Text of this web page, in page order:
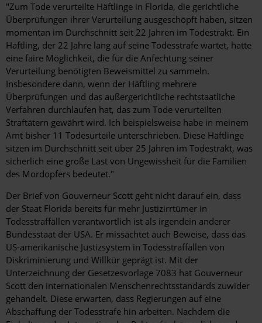
"Zum Tode verurteilte Häftlinge in Florida, die gerichtliche
Überprüfungen ihrer Verurteilung ausgeschöpft haben, sitzen
momentan im Durchschnitt seit 22 Jahren im Todestrakt. Ein
Häftling, der 22 Jahre lang auf seine Todesstrafe wartet, hatte
eine faire Möglichkeit, die für die Anfechtung seiner
Verurteilung benötigten Beweismittel zu sammeln.
Insbesondere dann, wenn der Häftling mehrere
Überprüfungen und das außergerichtliche rechtstaatliche
Verfahren durchlaufen hat, das zum Tode verurteilten
Straftätern gewährt wird. Ich beispielsweise habe in meinem
Amt bisher 11 Todesurteile unterschrieben. Diese Häftlinge
sitzen im Durchschnitt seit über 25 Jahren im Todestrakt, was
sicherlich eine große Last von Ungewissheit für die Familien
des Mordopfers bedeutet."
Der Brief von Gouverneur Scott geht nicht darauf ein, dass
der Staat Florida bereits für mehr Justizirrtümer in
Todesstraffällen verantwortlich ist als irgendein anderer
Bundesstaat der USA. Er missachtet auch Beweise, dass das
US-amerikanische Justizsystem in Todesstraffällen von
Diskriminierung und Willkür geprägt ist. Mit der
Unterzeichnung der Gesetzesvorlage 7083 hat Gouverneur
Scott den internationalen Menschenrechtsstandards zuwider
gehandelt. Diese erwarten, dass Regierungen auf eine
Abschaffung der Todesstrafe hin arbeiten. Nachdem die